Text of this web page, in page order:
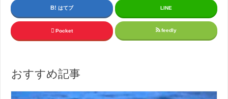
はてブ LINE
Pocket feedly
おすすめ記事